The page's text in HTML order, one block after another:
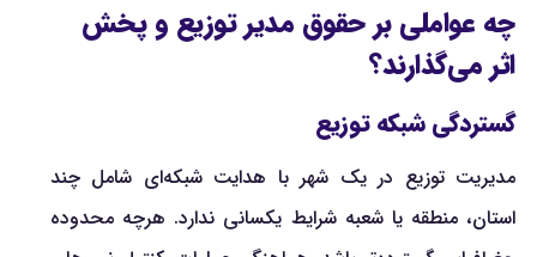
چه عواملی بر حقوق مدیر توزیع و پخش
اثر می‌گذارند؟
گستردگی شبکه توزیع
مدیریت توزیع در یک شهر با هدایت شبکه‌ای شامل چند
استان، منطقه یا شعبه شرایط یکسانی ندارد. هرچه محدوده